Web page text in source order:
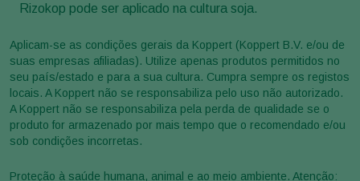
Rizokop pode ser aplicado na cultura soja.
Aplicam-se as condições gerais da Koppert (Koppert B.V. e/ou de
suas empresas afiliadas). Utilize apenas produtos permitidos no
seu país/estado e para a sua cultura. Cumpra sempre os registos
locais. A Koppert não se responsabiliza pelo uso não autorizado.
A Koppert não se responsabiliza pela perda de qualidade se o
produto for armazenado por mais tempo que o recomendado e/ou
sob condições incorretas.
Proteção à saúde humana, animal e ao meio ambiente. Atenção: